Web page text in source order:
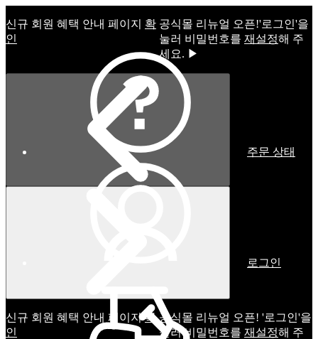
신규 회원 혜택 안내 페이지 확
인
공식몰 리뉴얼 오픈!ㅤ'로그인'을
눌러 비밀번호를 재설정해 주
세요. ▶
신규 회원 혜택 안내 페이지확
인
공식몰 리뉴얼 오픈! '로그인'을
눌러 비밀번호를 재설정해 주
주문 상태
로그인